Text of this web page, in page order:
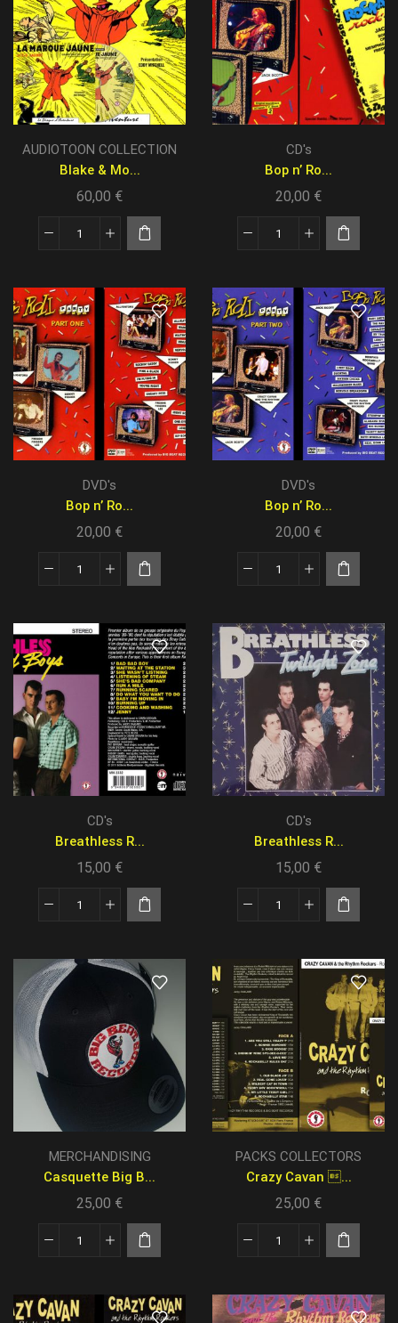
AUDIOTOON COLLECTION
Blake & Mo...
60,00 €
CD's
Bop n’ Ro...
20,00 €
DVD's
Bop n’ Ro...
20,00 €
DVD's
Bop n’ Ro...
20,00 €
CD's
Breathless R...
15,00 €
CD's
Breathless R...
15,00 €
MERCHANDISING
Casquette Big B...
25,00 €
PACKS COLLECTORS
Crazy Cavan ...
25,00 €